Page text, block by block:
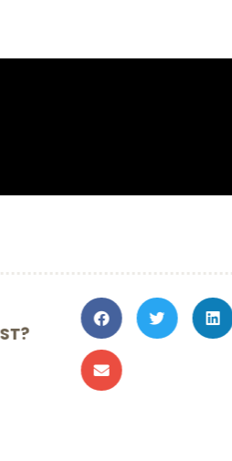
POST?